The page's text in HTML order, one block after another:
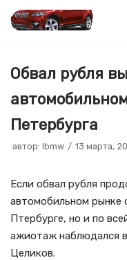
содержимому
Обвал рубля
Петербурга
автор: lbmw 13 марта,
Если обвал рубля
автомобильном рынке
Птербурге, но и по
ажиотаж наблюдался
Целиков.